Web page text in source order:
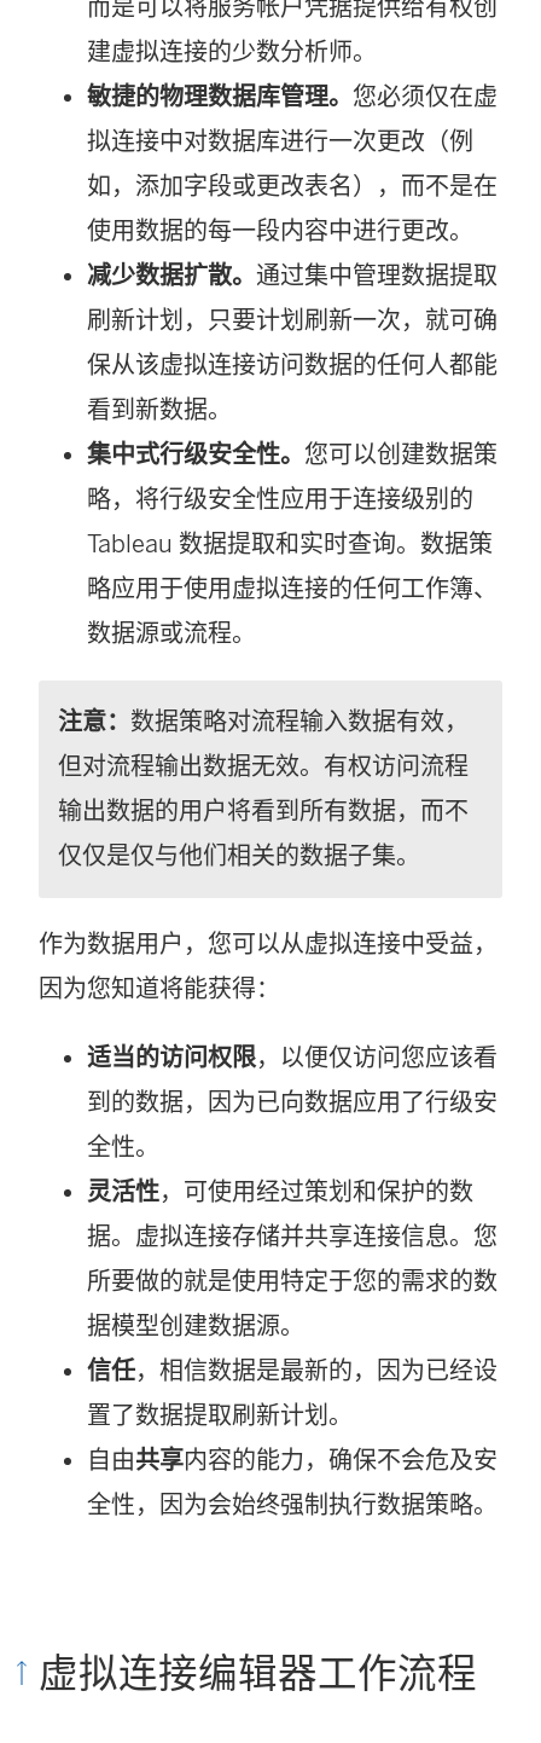
而是可以将服务帐户凭据提供给有权创
建虚拟连接的少数分析师。
敏捷的物理数据库管理。 您必须仅在虚
拟连接中对数据库进行一次更改（例
如，添加字段或更改表名），而不是在
使用数据的每一段内容中进行更改。
减少数据扩散。 通过集中管理数据提取
刷新计划，只要计划刷新一次，就可确
保从该虚拟连接访问数据的任何人都能
看到新数据。
集中式行级安全性。 您可以创建数据策
略，将行级安全性应用于连接级别的
Tableau 数据提取和实时查询。数据策
略应用于使用虚拟连接的任何工作簿、
数据源或流程。
注意： 数据策略对流程输入数据有效，
但对流程输出数据无效。有权访问流程
输出数据的用户将看到所有数据，而不
仅仅是仅与他们相关的数据子集。
作为数据用户，您可以从虚拟连接中受益，
因为您知道将能获得：
适当的访问权限，以便仅访问您应该看
到的数据，因为已向数据应用了行级安
全性。
灵活性，可使用经过策划和保护的数
据。虚拟连接存储并共享连接信息。您
所要做的就是使用特定于您的需求的数
据模型创建数据源。
信任，相信数据是最新的，因为已经设
置了数据提取刷新计划。
自由共享内容的能力，确保不会危及安
全性，因为会始终强制执行数据策略。
虚拟连接编辑器工作流程